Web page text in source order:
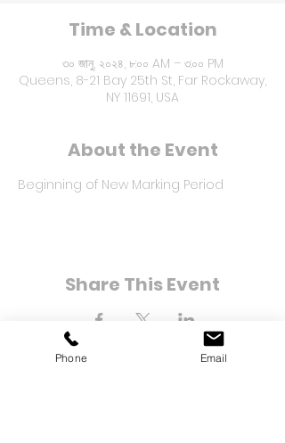
Time & Location
৩০ জানু, ২০২৪, ৮:০০ AM – ৩:০০ PM
Queens, 8-21 Bay 25th St, Far Rockaway,
NY 11691, USA
About the Event
Beginning of New Marking Period
Share This Event
Phone Email